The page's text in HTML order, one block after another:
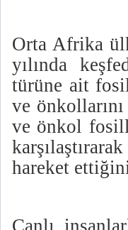
Orta Afrika
yılında
türüne ait
ve
ve önkol
hareket
Canlı,